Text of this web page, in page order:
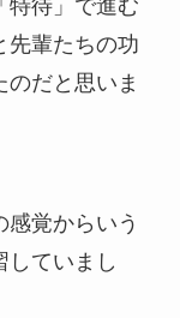
特待」で進む
先輩たちの功
だと思いま
覚からいう
していまし